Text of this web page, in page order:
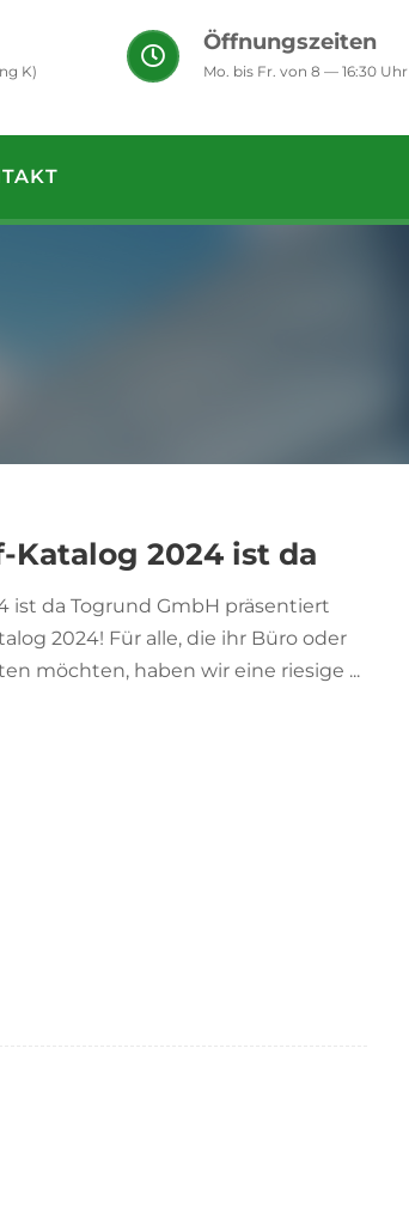
K)
Öffnungszeiten
Mo. bis Fr. von 8 — 16:30 Uhr
Katalog 2024 ist da
ist da Togrund GmbH präsentiert
2024! Für alle, die ihr Büro oder
möchten, haben wir eine riesige ...